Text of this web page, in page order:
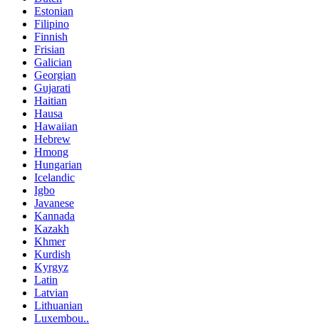
Estonian
Filipino
Finnish
Frisian
Galician
Georgian
Gujarati
Haitian
Hausa
Hawaiian
Hebrew
Hmong
Hungarian
Icelandic
Igbo
Javanese
Kannada
Kazakh
Khmer
Kurdish
Kyrgyz
Latin
Latvian
Lithuanian
Luxembou..